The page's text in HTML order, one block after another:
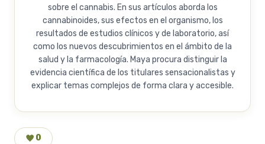
sobre el cannabis. En sus artículos aborda los
cannabinoides, sus efectos en el organismo, los
resultados de estudios clínicos y de laboratorio, así
como los nuevos descubrimientos en el ámbito de la
salud y la farmacología. Maya procura distinguir la
evidencia científica de los titulares sensacionalistas y
explicar temas complejos de forma clara y accesible.
0